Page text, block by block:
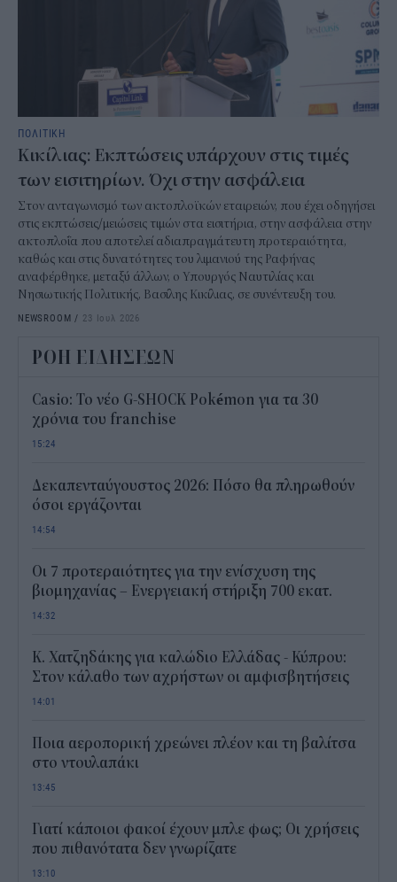
ΠΟΛΙΤΙΚΗ
Κικίλιας: Εκπτώσεις υπάρχουν στις τιμές
των εισιτηρίων. Όχι στην ασφάλεια
Στον ανταγωνισμό των ακτοπλοϊκών εταιρειών, που έχει οδηγήσει
στις εκπτώσεις/μειώσεις τιμών στα εισιτήρια, στην ασφάλεια στην
ακτοπλοΐα που αποτελεί αδιαπραγμάτευτη προτεραιότητα,
καθώς και στις δυνατότητες του λιμανιού της Ραφήνας
αναφέρθηκε, μεταξύ άλλων, ο Υπουργός Ναυτιλίας και
Νησιωτικής Πολιτικής, Βασίλης Κικίλιας, σε συνέντευξη του.
NEWSROOM / 23 Ιουλ 2026
ΡΟΗ ΕΙΔΗΣΕΩΝ
Casio: Το νέο G-SHOCK Pokémon για τα 30
χρόνια του franchise
15:24
Δεκαπενταύγουστος 2026: Πόσο θα πληρωθούν
όσοι εργάζονται
14:54
Οι 7 προτεραιότητες για την ενίσχυση της
βιομηχανίας – Ενεργειακή στήριξη 700 εκατ.
14:32
Κ. Χατζηδάκης για καλώδιο Ελλάδας - Κύπρου:
Στον κάλαθο των αχρήστων οι αμφισβητήσεις
14:01
Ποια αεροπορική χρεώνει πλέον και τη βαλίτσα
στο ντουλαπάκι
13:45
Γιατί κάποιοι φακοί έχουν μπλε φως; Οι χρήσεις
που πιθανότατα δεν γνωρίζατε
13:10